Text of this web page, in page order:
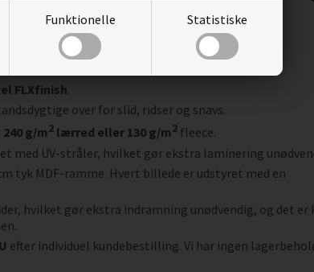
Funktionelle Statistiske
FLXfinish.
over for slid, ridser og snavs.
240 g/m2lærred eller 130 g/m2fleece.
med UV-stråler, hvilket gør ekstra laminering
tyk MDF-ramme. Hvert billede er udstyret med en
hvilket gør ekstra indramning unødvendig, og det er
efter individuel kundebestilling. Vi har ingen